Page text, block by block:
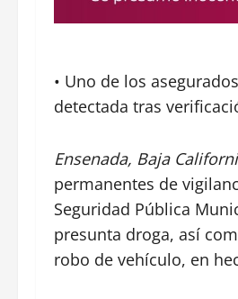
• Uno de los
detectada tras
Ensenada, Baja
permanentes de
Seguridad Pública
presunta droga, así
robo de vehículo, en